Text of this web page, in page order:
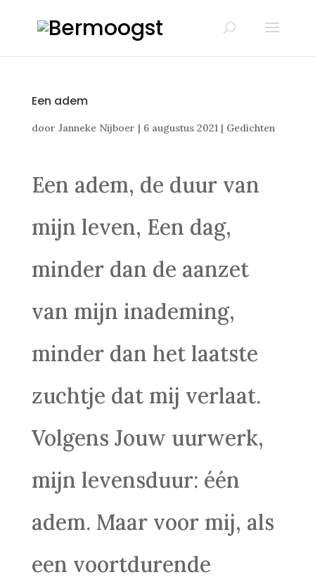
Een adem
door Janneke Nijboer | 6 augustus 2021| Gedichten
Een adem, de duur van
mijn leven, Een dag,
minder dan de aanzet
van mijn inademing,
minder dan het laatste
zuchtje dat mij verlaat.
Volgens Jouw uurwerk,
mijn levensduur: één
adem. Maar voor mij, als
een voortdurende